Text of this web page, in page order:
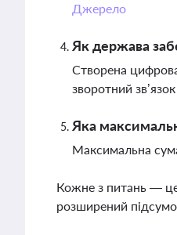
Джерело
Як держава
Створена
зворотний
Яка
Максимальна
Кожне з питань — це
розширений